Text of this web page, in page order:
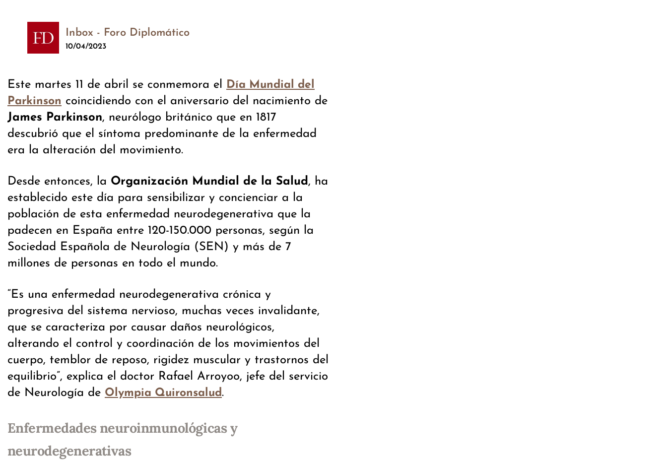
Inbox - Foro Diplomático
10/04/2023
Este martes 11 de abril se conmemora el Día Mundial del
Parkinson coincidiendo con el aniversario del nacimiento de
James Parkinson, neurólogo británico que en 1817
descubrió que el síntoma predominante de la enfermedad
era la alteración del movimiento.
Desde entonces, la Organización Mundial de la Salud, ha
establecido este día para sensibilizar y concienciar a la
población de esta enfermedad neurodegenerativa que la
padecen en España entre 120-150.000 personas, según la
Sociedad Española de Neurología (SEN) y más de 7
millones de personas en todo el mundo.
“Es una enfermedad neurodegenerativa crónica y
progresiva del sistema nervioso, muchas veces invalidante,
que se caracteriza por causar daños neurológicos,
alterando el control y coordinación de los movimientos del
cuerpo, temblor de reposo, rigidez muscular y trastornos del
equilibrio”, explica el doctor Rafael Arroyoo, jefe del servicio
de Neurología de Olympia Quironsalud.
Enfermedades neuroinmunológicas y
neurodegenerativas